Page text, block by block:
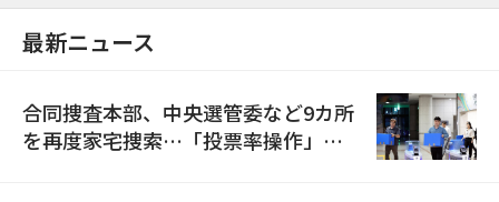
最新ニュース
合同捜査本部、中央選管委など9カ所
を再度家宅捜索…「投票率操作」の